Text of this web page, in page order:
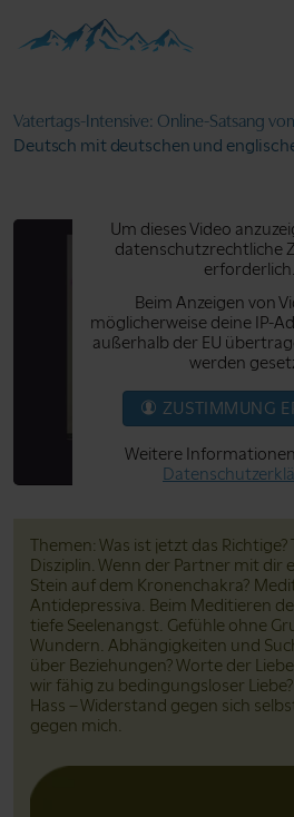
Vatertags-Intensive: Online-Satsang
Deutsch mit deutschen und
Um dieses Video
datenschutzrechtliche
erforderlich.
Beim Anzeigen von
möglicherweise deine IP-
außerhalb der EU
werden
ZUSTIMMUNG
Weitere
Themen: Was ist jetzt das
Disziplin. Wenn der Partner mit dir
Stein auf dem Kronenchakra?
Antidepressiva. Beim Meditieren
tiefe Seelenangst. Gefühle ohne
Wundern. Abhängigkeiten und
über Beziehungen? Worte der
wir fähig zu bedingungsloser
Hass – Widerstand gegen sich
gegen mich.